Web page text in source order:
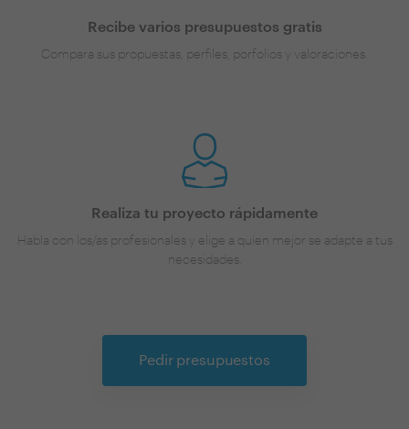
Recibe varios presupuestos gratis
Compara sus propuestas, perfiles, porfolios y valoraciones.
Realiza tu proyecto rápidamente
Habla con los/as profesionales y elige a quien mejor se adapte a tus
necesidades.
Pedir presupuestos